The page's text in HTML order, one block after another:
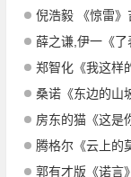
倪浩毅 《惊雷
薛之谦,伊一《
郑智化《我这样
桑诺《东边的山
房东的猫《这是
腾格尔《云上的
郭有才版《诺言